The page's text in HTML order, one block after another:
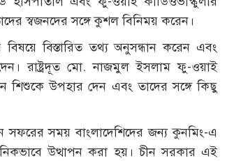
স্বজনদের সঙ্গে কুশল বিনিময় করেন।
বিস্তারিত তথ্য অনুসন্ধান করেন এবং
দেন। রাষ্ট্রদূত মো. নাজমুল ইসলাম ফু-ওয়াই
শিশুকে উপহার দেন এবং তাদের সঙ্গে কিছু
সফরের সময় বাংলাদেশিদের জন্য কুনমিং-এ
উত্থাপন করা হয়। চীন সরকার এই